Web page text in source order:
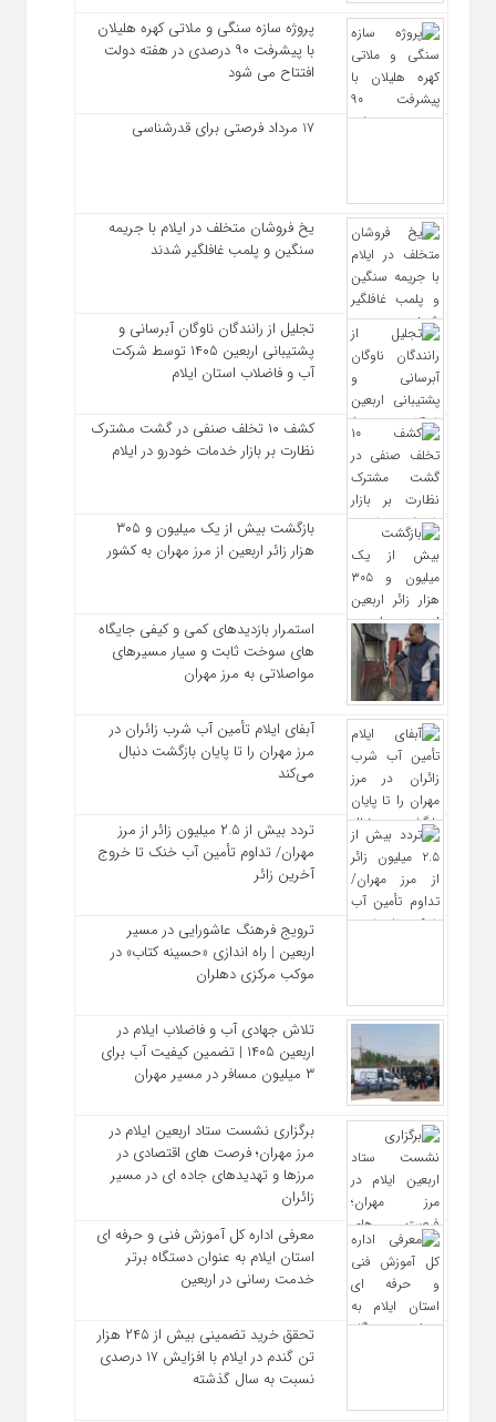
پروژه سازه سنگی و ملاتی کهره هلیلان
با پیشرفت ۹۰ درصدی در هفته دولت
افتتاح می شود
17 مرداد فرصتی برای قدرشناسی
یخ‌ فروشان متخلف در ایلام با جریمه
سنگین و پلمب غافلگیر شدند
تجلیل از رانندگان ناوگان آبرسانی و
پشتیبانی اربعین ۱۴۰۵ توسط شرکت
آب و فاضلاب استان ایلام
کشف ۱۰ تخلف صنفی در گشت مشترک
نظارت بر بازار خدمات خودرو در ایلام
بازگشت بیش از یک میلیون و ۳۰۵
هزار زائر اربعین از مرز مهران به کشور
استمرار بازدیدهای کمی و کیفی جایگاه‌
های سوخت ثابت و سیار مسیرهای
مواصلاتی به مرز مهران
آبفای ایلام تأمین آب شرب زائران در
مرز مهران را تا پایان بازگشت دنبال
می‌کند
تردد بیش از ۲.۵ میلیون زائر از مرز
مهران/ تداوم تأمین آب خنک تا خروج
آخرین زائر
ترویج فرهنگ عاشورایی در مسیر
اربعین | راه‌ اندازی «حسینه کتاب» در
موکب مرکزی دهلران
تلاش جهادی آب و فاضلاب ایلام در
اربعین ۱۴۰۵ | تضمین کیفیت آب برای
۳ میلیون مسافر در مسیر مهران
برگزاری نشست ستاد اربعین ایلام در
مرز مهران؛ فرصت‌ های اقتصادی در
مرزها و تهدیدهای جاده‌ ای در مسیر
زائران
معرفی اداره کل آموزش فنی و حرفه‌ ای
استان ایلام به‌ عنوان دستگاه برتر
خدمت‌ رسانی در اربعین
تحقق خرید تضمینی بیش از ۲۴۵ هزار
تن گندم در ایلام با افزایش ۱۷ درصدی
نسبت به سال گذشته